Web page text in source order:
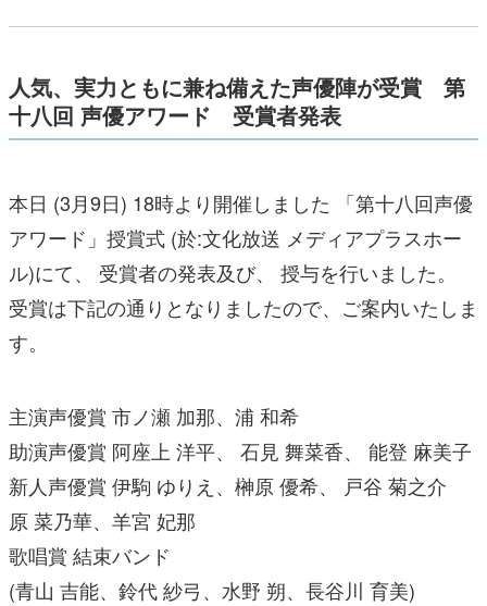
人気、実力ともに兼ね備えた声優陣が受賞 第
十八回 声優アワード 受賞者発表
本日 (3月9日) 18時より開催しました 「第十八回声優
アワード」授賞式 (於:文化放送 メディアプラスホー
ル)にて、 受賞者の発表及び、 授与を行いました。
受賞は下記の通りとなりましたので、ご案内いたしま
す。
主演声優賞 市ノ瀬 加那、浦 和希
助演声優賞 阿座上 洋平、 石見 舞菜香、 能登 麻美子
新人声優賞 伊駒 ゆりえ、榊原 優希、 戸谷 菊之介
原 菜乃華、羊宮 妃那
歌唱賞 結束バンド
(青山 吉能、鈴代 紗弓、水野 朔、長谷川 育美)